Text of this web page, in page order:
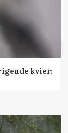
kvier: